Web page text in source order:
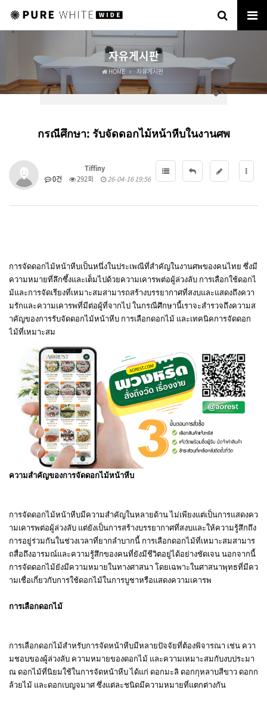
자유게시판
HOME 자유게시판
กรณีศึกษา: รับจัดดอกไม้หน้าหีบในงานศพ
Tiffiny
0건
292회 26-04-16 19:56
การจัดดอกไม้หน้าหีบเป็นหนึ่งในประเพณีที่สำคัญในงานศพของคนไทย ซึ่งมี
ความหมายที่ลึกซึ้งและเต็มไปด้วยความเคารพต่อผู้ล่วงลับ การเลือกใช้ดอกไ
ม้และการจัดเรียงที่เหมาะสมสามารถสร้างบรรยากาศที่สงบและแสดงถึงควา
มรักและความเคารพที่มีต่อผู้ที่จากไป ในกรณีศึกษานี้เราจะสำรวจถึงความส
ำคัญของการรับจัดดอกไม้หน้าหีบ การเลือกดอกไม้ และเทคนิคการจัดดอก
ไม้ที่เหมาะสม
ความสำคัญของการจัดดอกไม้หน้าหีบ
การจัดดอกไม้หน้าหีบมีความสำคัญในหลายด้าน ไม่เพียงแต่เป็นการแสดงคว
ามเคารพต่อผู้ล่วงลับ แต่ยังเป็นการสร้างบรรยากาศที่สงบและให้ความรู้สึกถึง
การอยู่ร่วมกันในช่วงเวลาที่ยากลำบากนี้ การเลือกดอกไม้ที่เหมาะสมสามาร
ถสื่อถึงอารมณ์และความรู้สึกของคนที่ยังมีชีวิตอยู่ได้อย่างชัดเจน นอกจากนี้
การจัดดอกไม้ยังมีความหมายในทางศาสนา โดยเฉพาะในศาสนาพุทธที่มีคว
ามเชื่อเกี่ยวกับการใช้ดอกไม้ในการบูชาหรือแสดงความเคารพ
การเลือกดอกไม้
การเลือกดอกไม้สำหรับการจัดหน้าหีบมีหลายปัจจัยที่ต้องพิจารณา เช่น ควา
มชอบของผู้ล่วงลับ ความหมายของดอกไม้ และความเหมาะสมกับงบประมา
ณ ดอกไม้ที่นิยมใช้ในการจัดหน้าหีบ ได้แก่ ดอกมะลิ ดอกกุหลาบสีขาว ดอกก
ล้วยไม้ และดอกเบญจมาศ ซึ่งแต่ละชนิดมีความหมายที่แตกต่างกัน